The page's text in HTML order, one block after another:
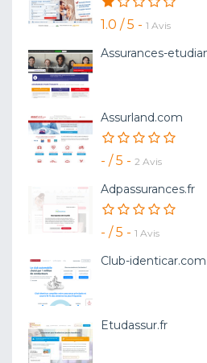
1.0 / 5 - 1 Avis
Assurances-
Assurland.com
- / 5 - 2 Avis
Adpassurances.fr
- / 5 - 1 Avis
Club-identicar.com
Etudassur.fr